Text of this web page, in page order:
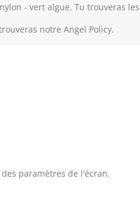
- vert algue. Tu trouveras
notre Angel Policy.
paramètres de l'écran.